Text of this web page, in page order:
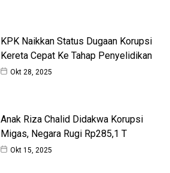
KPK Naikkan Status Dugaan Korupsi
Kereta Cepat Ke Tahap Penyelidikan
Okt 28, 2025
Anak Riza Chalid Didakwa Korupsi
Migas, Negara Rugi Rp285,1 T
Okt 15, 2025